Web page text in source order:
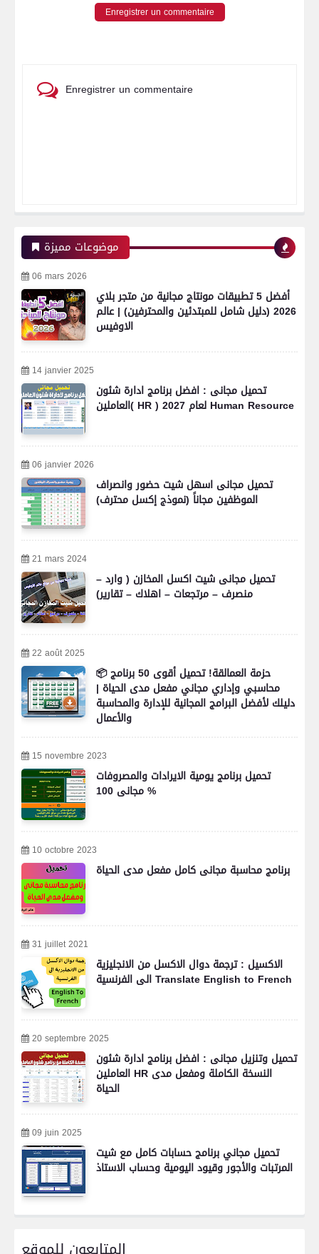
Enregistrer un commentaire
Enregistrer un commentaire
موضوعات مميزة
06 mars 2026
أفضل 5 تطبيقات مونتاج مجانية من متجر بلاي
2026 (دليل شامل للمبتدئين والمحترفين) | عالم
الاوفيس
14 janvier 2025
تحميل مجانى : افضل برنامج ادارة شئون
العاملين( HR ) لعام 2027 Human Resource
06 janvier 2026
تحميل مجانى اسهل شيت حضور وانصراف
الموظفين مجاناً (نموذج إكسل محترف)
21 mars 2024
تحميل مجانى شيت اكسل المخازن ( وارد –
منصرف – مرتجعات – اهلاك – تقارير)
22 août 2025
📦 حزمة العمالقة! تحميل أقوى 50 برنامج
محاسبي وإداري مجاني مفعل مدى الحياة |
دليلك لأفضل البرامج المجانية للإدارة والمحاسبة
والأعمال
15 novembre 2023
تحميل برنامج يومية الايرادات والمصروفات
مجانى 100 %
10 octobre 2023
برنامج محاسبة مجانى كامل مفعل مدى الحياة
31 juillet 2021
الاكسيل : ترجمة دوال الاكسل من الانجليزية
الى الفرنسية Translate English to French
20 septembre 2025
تحميل وتنزيل مجانى : افضل برنامج ادارة شئون
العاملين HR النسخة الكاملة ومفعل مدى
الحياة
09 juin 2025
تحميل مجاني برنامج حسابات كامل مع شيت
المرتبات والأجور وقيود اليومية وحساب الاستاذ